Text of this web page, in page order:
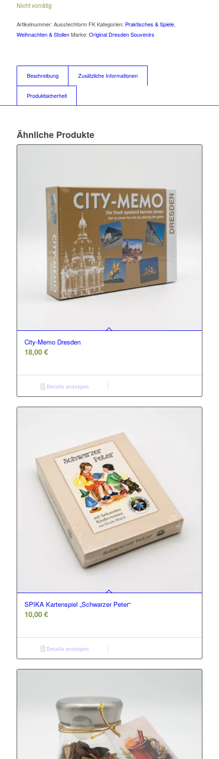
Nicht vorrätig
Artikelnummer: Ausstechform FK Kategorien: Praktisches & Spiele,
Weihnachten & Stollen Marke: Original Dresden Souvenirs
Beschreibung Zusätzliche Informationen
Produktsicherheit
Ähnliche Produkte
City-Memo Dresden
18,00€
Details anzeigen
SPIKA Kartenspiel „Schwarzer Peter“
10,00€
Details anzeigen